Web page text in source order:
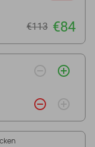
€113 €84
remove_circle_outline add_circle_outline
remove_circle_outline add_circle_outline